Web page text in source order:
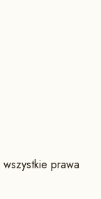
wszystkie prawa